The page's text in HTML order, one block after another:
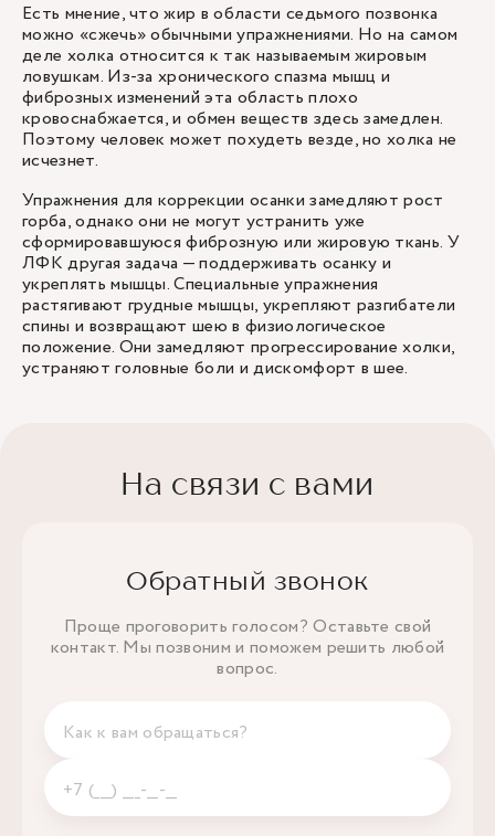
Есть мнение, что жир в области седьмого позвонка
можно «сжечь» обычными упражнениями. Но на самом
деле холка относится к так называемым жировым
ловушкам. Из-за хронического спазма мышц и
фиброзных изменений эта область плохо
кровоснабжается, и обмен веществ здесь замедлен.
Поэтому человек может похудеть везде, но холка не
исчезнет.
Упражнения для коррекции осанки замедляют рост
горба, однако они не могут устранить уже
сформировавшуюся фиброзную или жировую ткань. У
ЛФК другая задача — поддерживать осанку и
укреплять мышцы. Специальные упражнения
растягивают грудные мышцы, укрепляют разгибатели
спины и возвращают шею в физиологическое
положение. Они замедляют прогрессирование холки,
устраняют головные боли и дискомфорт в шее.
На связи с вами
Обратный звонок
Проще проговорить голосом? Оставьте свой
контакт. Мы позвоним и поможем решить любой
вопрос.